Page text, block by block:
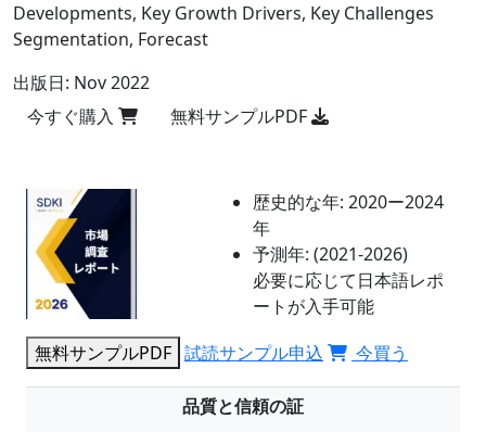
Developments, Key Growth Drivers, Key Challenges
Segmentation, Forecast
出版日: Nov 2022
今すぐ購入
無料サンプルPDF
歴史的な年: 2020ー2024
年
予測年: (2021-2026)
必要に応じて日本語レポ
ートが入手可能
無料サンプルPDF 試読サンプル申込 今買う
品質と信頼の証